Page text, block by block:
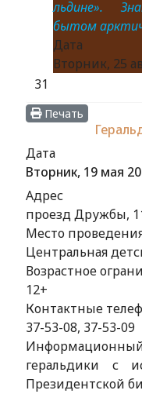
льдине».
бытом
Вторник, 25
31
Печать
Дата
Вторник, 19 мая
Адрес
проезд Дружбы,
Место
Центральная
Возрастное
12+
Контактные
37-53-08, 37-53-09
геральдики с
Президентской